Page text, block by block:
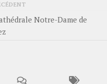
Notre-Dame de